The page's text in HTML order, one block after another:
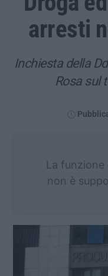
arresti
Inchiesta della
Rosa sul
La funzione
non è